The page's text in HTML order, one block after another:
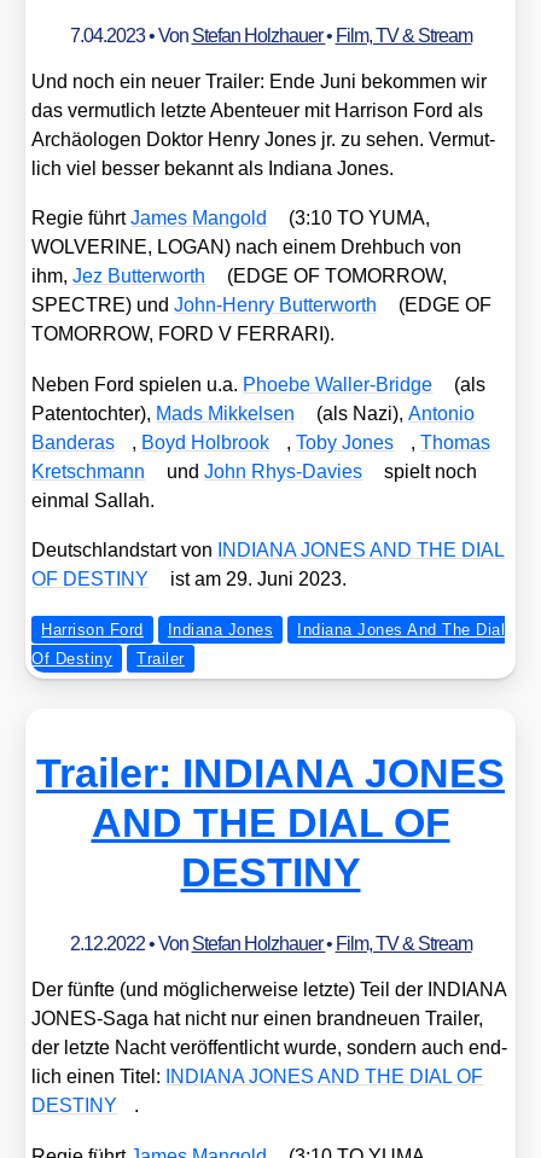
7.04.2023• Von Stefan Holzhauer• Film, TV & Stream
Und noch ein neu­er Trai­ler: Ende Juni bekom­men wir
das ver­mut­lich letz­te Aben­teu­er mit Har­ri­son Ford als
Archäo­lo­gen Dok­tor Hen­ry Jones jr. zu sehen. Ver­mut­
lich viel bes­ser bekannt als India­na Jones.
Regie führtJames Man­gold
(3:10 TO YUMA,
WOLVERINE, LOGAN) nach einem Dreh­buch von
ihm,Jez But­ter­worth
(EDGE OF TOMORROW,
SPECTRE) undJohn-Hen­ry But­ter­worth
(EDGE OF
TOMORROW, FORD V FERRARI).
Neben Ford spie­len u.a. Phoe­be Wal­ler-Bridge
(als
Paten­toch­ter), Mads Mik­kel­sen (als Nazi),Anto­nio
Ban­de­ras
, Boyd Hol­brook ,Toby Jones ,Tho­mas
Kret­sch­mann
undJohn Rhys-Davies
spielt noch
ein­mal Sal­lah.
Deutsch­land­start von
INDIANA JONES AND THE DIAL
OF DESTINY
ist am 29. Juni 2023.
Harrison Ford Indiana Jones
Indiana Jones And The Dial
Of Destiny
Trailer
Trailer: INDIANA JONES
AND THE DIAL OF
DESTINY
2.12.2022• Von Stefan Holzhauer• Film, TV & Stream
Der fünf­te (und mög­li­cher­wei­se letz­te) Teil der INDIANA
JONES-Saga hat nicht nur einen brand­neu­en Trai­ler,
der letz­te Nacht ver­öf­fent­licht wur­de, son­dern auch end­
lich einen Titel:
INDIANA JONES AND THE DIAL OF
DESTINY
.